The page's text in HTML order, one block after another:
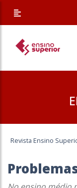
Revista Ensino